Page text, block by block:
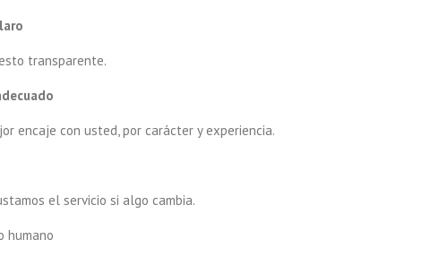
transparente.
encaje con usted, por carácter y experiencia.
el servicio si algo cambia.
humano